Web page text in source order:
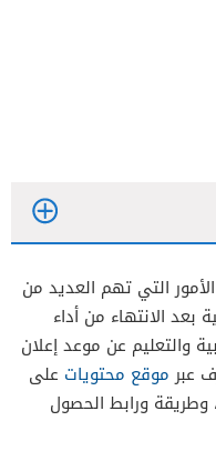
التي تهم العديد من
بعد الانتهاء من أداء
والتعليم عن موعد إعلان
عبرموقع محتويات على
وطريقة ورابط الحصول